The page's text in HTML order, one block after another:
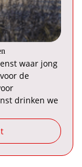
waar jong
de
drinken we